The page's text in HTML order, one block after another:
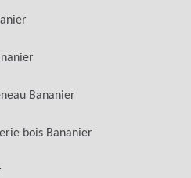
Bananier
bois Bananier